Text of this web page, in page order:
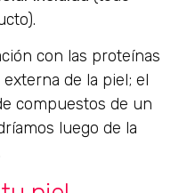
con las proteínas
de la piel; el
compuestos de un
luego de la